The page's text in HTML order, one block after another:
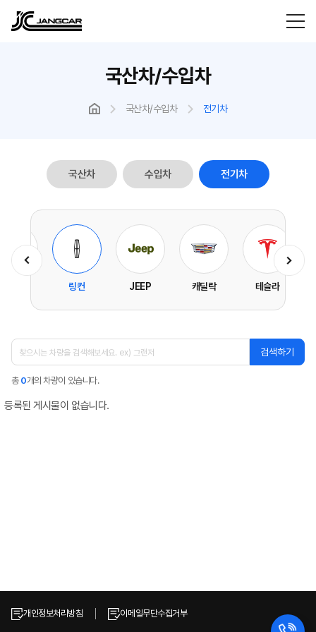
국산차/수입차
국산차/수입차 전기차
국산차 수입차 전기차
링컨 JEEP 캐딜락 테슬라
총 0개의 차량이 있습니다.
검색하기
등록된 게시물이 없습니다.
개인정보처리방침 이메일무단수집거부